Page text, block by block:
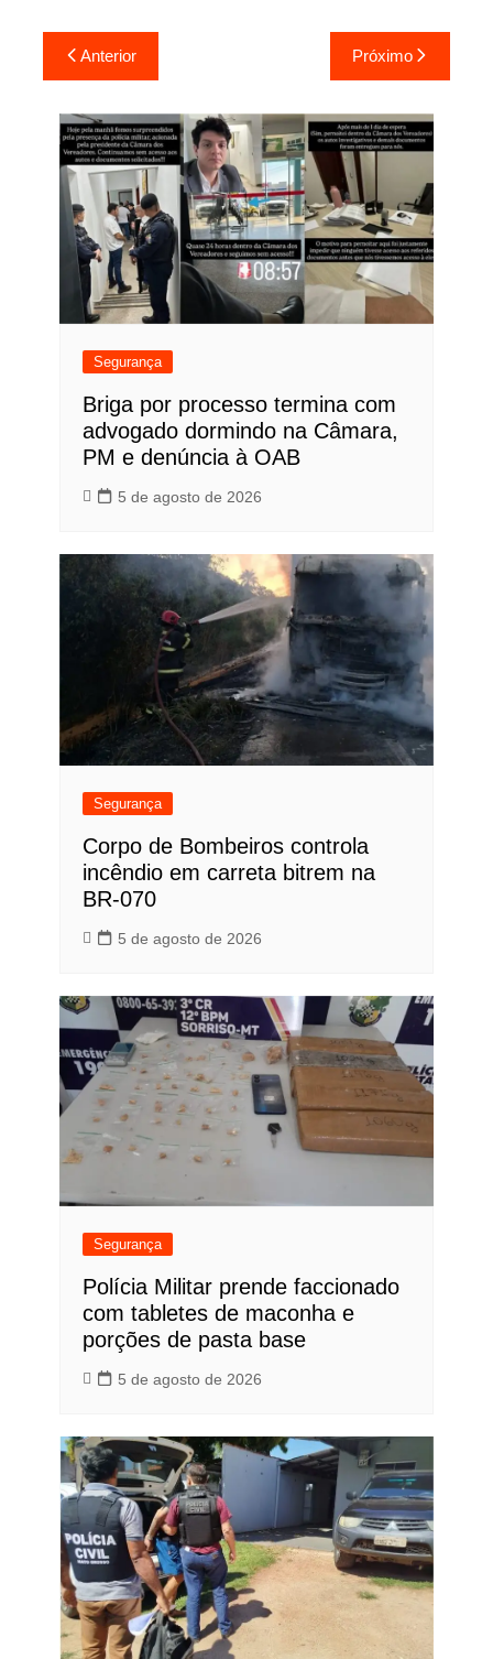
Navegação
de
Post
Anterior Próximo
Segurança
Briga por processo termina com
advogado dormindo na Câmara,
PM e denúncia à OAB
5 de agosto de 2026
Segurança
Corpo de Bombeiros controla
incêndio em carreta bitrem na
BR-070
5 de agosto de 2026
Segurança
Polícia Militar prende faccionado
com tabletes de maconha e
porções de pasta base
5 de agosto de 2026